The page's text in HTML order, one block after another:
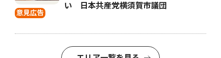
意見広告
い 日本共産党横須賀市議団